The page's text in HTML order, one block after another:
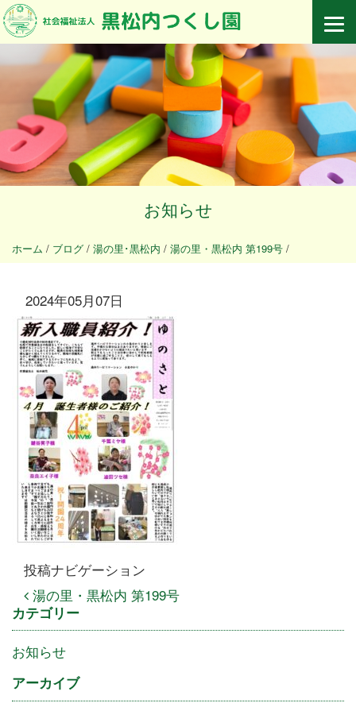
お知らせ
ホーム / ブログ / 湯の里･黒松内 / 湯の里・黒松内 第199号 /
2024年05月07日
投稿ナビゲーション
湯の里・黒松内 第199号
カテゴリー
お知らせ
アーカイブ